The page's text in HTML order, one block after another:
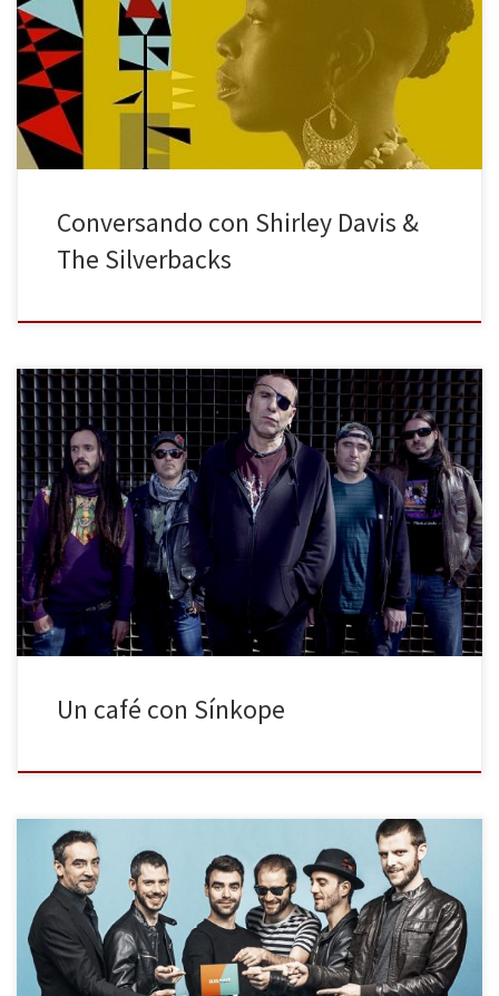
Silverbacks. Tienen una mañana apretada, una entrevista tras otra,
y llegan tarde a la siguiente. Tanto ajetreo se debe a la
presentación de Black rose, el primer […]
Conversando con Shirley Davis &
The Silverbacks
“No te olvides de decir que está de puta madre hecho. El diseño
es una pasada y el disco es una preciosidad”, recuerda Vito
Íñiguez, cantante de Sínkope, mientras nos despedimos. “Han
hecho un currazo increíble”, añade. Se refiere al equipo de Rock
Estatal Records, responsables de la edición de […]
Un café con Sínkope
Anaut llevan toda la mañana promocionando su último trabajo,
Time goes on. Sentados a la mesa del bar donde ahora comen,
han recibido visitas de periodistas interesados en hablar de su
segundo disco. Entienden la promoción como parte fundamental